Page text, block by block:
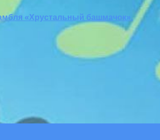
«Хрустальный башмачок».